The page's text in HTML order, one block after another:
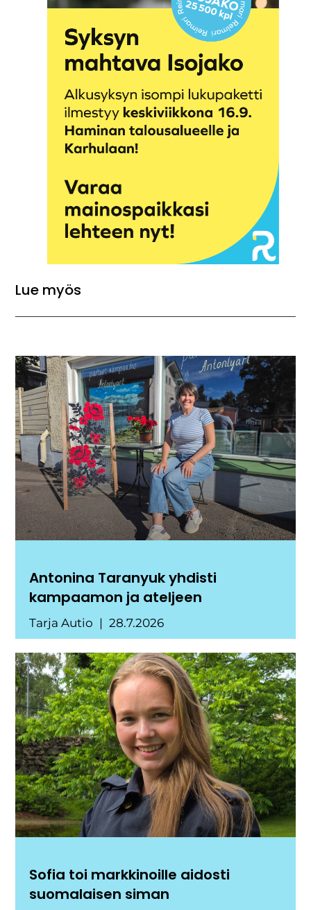
Lue myös
Antonina Taranyuk yhdisti
kampaamon ja ateljeen
Tarja Autio 28.7.2026
Sofia toi markkinoille aidosti
suomalaisen siman